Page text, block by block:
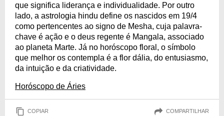
que significa liderança e individualidade. Por outro
lado, a astrologia hindu define os nascidos em 19/4
como pertencentes ao signo de Mesha, cuja palavra-
chave é ação e o deus regente é Mangala, associado
ao planeta Marte. Já no horóscopo floral, o símbolo
que melhor os contempla é a flor dália, do entusiasmo,
da intuição e da criatividade.
Horóscopo de Áries
COPIAR COMPARTILHAR